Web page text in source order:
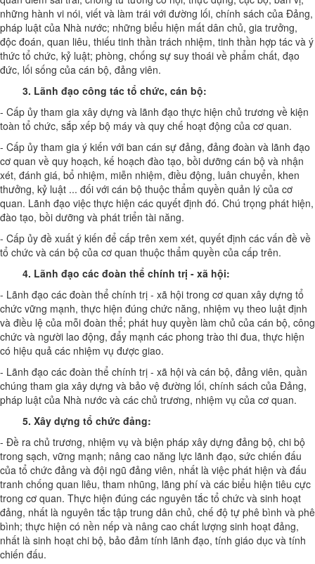
những hành vi nói, viết và làm trái với đường lối, chính sách của Đảng,
pháp luật của Nhà nước; những biểu hiện mất dân chủ, gia trưởng,
độc đoán, quan liêu, thiếu tinh thần trách nhiệm, tinh thần hợp tác và ý
thức tổ chức, kỷ luật; phòng, chống sự suy thoái về phẩm chất, đạo
đức, lối sống của cán bộ, đảng viên.
3. Lãnh đạo công tác tổ chức, cán bộ:
- Cấp ủy tham gia xây dựng và lãnh đạo thực hiện chủ trương về kiện
toàn tổ chức, sắp xếp bộ máy và quy chế hoạt động của cơ quan.
- Cấp ủy tham gia ý kiến với ban cán sự đảng, đảng đoàn và lãnh đạo
cơ quan về quy hoạch, kế hoạch đào tạo, bồi dưỡng cán bộ và nhận
xét, đánh giá, bổ nhiệm, miễn nhiệm, điều động, luân chuyển, khen
thưởng, kỷ luật ... đối với cán bộ thuộc thẩm quyền quản lý của cơ
quan. Lãnh đạo việc thực hiện các quyết định đó. Chú trọng phát hiện,
đào tạo, bồi dưỡng và phát triển tài năng.
- Cấp ủy đề xuất ý kiến để cấp trên xem xét, quyết định các vấn đề về
tổ chức và cán bộ của cơ quan thuộc thẩm quyền của cấp trên.
4. Lãnh đạo các đoàn thể chính trị - xã hội:
- Lãnh đạo các đoàn thể chính trị - xã hội trong cơ quan xây dựng tổ
chức vững mạnh, thực hiện đúng chức năng, nhiệm vụ theo luật định
và điều lệ của mỗi đoàn thể; phát huy quyền làm chủ của cán bộ, công
chức và người lao động, đẩy mạnh các phong trào thi đua, thực hiện
có hiệu quả các nhiệm vụ được giao.
- Lãnh đạo các đoàn thể chính trị - xã hội và cán bộ, đảng viên, quần
chúng tham gia xây dựng và bảo vệ đường lối, chính sách của Đảng,
pháp luật của Nhà nước và các chủ trương, nhiệm vụ của cơ quan.
5. Xây dựng tổ chức đảng:
- Đề ra chủ trương, nhiệm vụ và biện pháp xây dựng đảng bộ, chi bộ
trong sạch, vững mạnh; nâng cao năng lực lãnh đạo, sức chiến đấu
của tổ chức đảng và đội ngũ đảng viên, nhất là việc phát hiện và đấu
tranh chống quan liêu, tham nhũng, lãng phí và các biểu hiện tiêu cực
trong cơ quan. Thực hiện đúng các nguyên tắc tổ chức và sinh hoạt
đảng, nhất là nguyên tắc tập trung dân chủ, chế độ tự phê bình và phê
bình; thực hiện có nền nếp và nâng cao chất lượng sinh hoạt đảng,
nhất là sinh hoạt chi bộ, bảo đảm tính lãnh đạo, tính giáo dục và tính
chiến đấu.